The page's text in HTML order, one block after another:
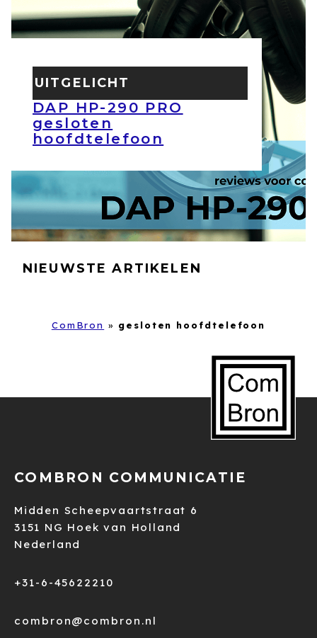
UITGELICHT
DAP HP-290 PRO
gesloten
hoofdtelefoon
NIEUWSTE ARTIKELEN
ComBron » gesloten hoofdtelefoon
COMBRON COMMUNICATIE
Midden Scheepvaartstraat 6
3151 NG Hoek van Holland
Nederland
+31-6-45622210
combron@combron.nl